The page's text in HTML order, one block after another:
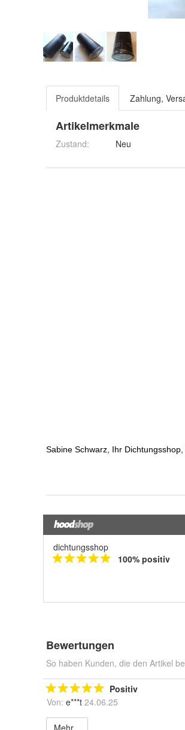
Produktdetails Zahlung,
Artikelmerkmale
Zustand: Neu
dichtungsshop
100% positiv
Bewertungen
So haben Kunden, die den Artikel
Positiv
Von: e***t 24.06.25
Mehr...